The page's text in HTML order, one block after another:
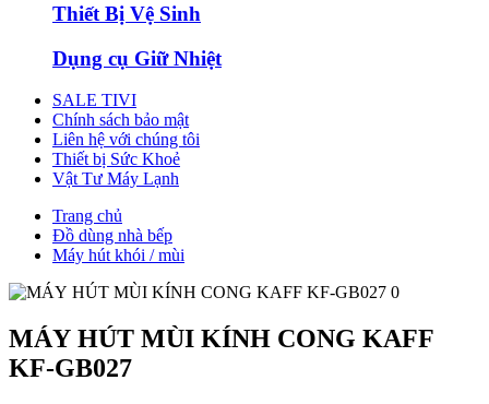
Thiết Bị Vệ Sinh
Dụng cụ Giữ Nhiệt
SALE TIVI
Chính sách bảo mật
Liên hệ với chúng tôi
Thiết bị Sức Khoẻ
Vật Tư Máy Lạnh
Trang chủ
Đồ dùng nhà bếp
Máy hút khói / mùi
MÁY HÚT MÙI KÍNH CONG KAFF
KF-GB027